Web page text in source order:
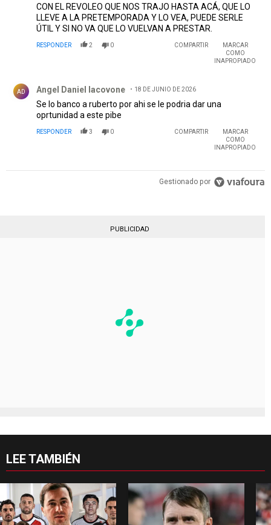
CON EL REVOLEO QUE NOS TRAJO HASTA ACÁ, QUE LO
LLEVE A LA PRETEMPORADA Y LO VEA, PUEDE SERLE
ÚTIL Y SI NO VA QUE LO VUELVAN A PRESTAR.
RESPONDER 2 0 COMPARTIR
MARCAR
COMO
INAPROPIADO
AD Angel Daniel Iacovone 18 DE JUNIO DE 2026
Se lo banco a ruberto por ahi se le podria dar una
oprtunidad a este pibe
RESPONDER 3 0 COMPARTIR
MARCAR
COMO
INAPROPIADO
Gestionado por
PUBLICIDAD
LEE TAMBIÉN